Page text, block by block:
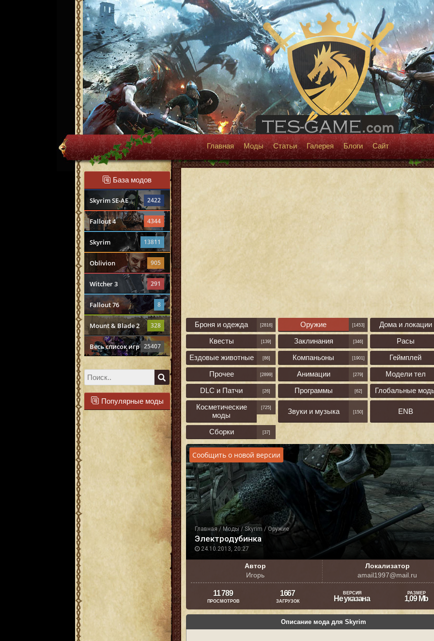
Главная Моды Статьи Галерея Блоги Сайт
База модов
Skyrim SE-AE 2422
Fallout 4 4344
Skyrim 13811
Oblivion 905
Witcher 3 291
Fallout 76 8
Mount & Blade 2 328
Весь список игр 25407
Популярные моды
Броня и одежда [2816] Оружие [1453]
Дома и локации
Квесты
[139] Заклинания [346]
Расы
Ездовые животные
[86] Компаньоны [1901]
Геймплей
Прочее
[2899] Анимации [279]
Модели тел
DLC и Патчи
[26] Программы [62]
Глобальные
Косметические
моды
[725] Звуки и музыка [150] ENB
Сборки [37]
Главная/ Моды/ Skyrim / Оружие
24.10.2013, 20:27
Электродубинка
Сообщить о новой версии
Автор
Игорь
Локализатор
amail1997@mail.ru
11 789
ПРОСМОТРОВ
1667
ЗАГРУЗОК
ВЕРСИЯ
Не указана
РАЗМЕР
1,09 Mb
Описание мода для Skyrim